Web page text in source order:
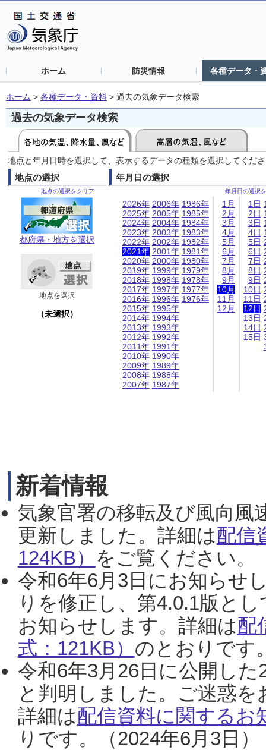
ホーム 防災情報 各種データ・
ホーム > 各種データ・資料 > 過去の気象データ検索
過去の気象データ検索
地点と年月日時を選択して、表示するデータの種類を選択してくだ
地点の選択
地点の選択をクリア
都府県・地方を選択
地点を選択
（未選択）
年月日の選択
年月日の選択
2026年
2025年
2024年
2023年
2022年
2021年
2020年
2019年
2018年
2017年
2016年
2015年
2014年
2013年
2012年
2011年
2010年
2009年
2008年
2007年
2006年
2005年
2004年
2003年
2002年
2001年
2000年
1999年
1998年
1997年
1996年
1995年
1994年
1993年
1992年
1991年
1990年
1989年
1988年
1987年
1986年
1985年
1984年
1983年
1982年
1981年
1980年
1979年
1978年
1977年
1976年
1月
2月
3月
4月
5月
6月
7月
8月
9月
10月
11月
12月
1日
2日
3日
4日
5日
6日
7日
8日
9日
10日
11日
12日
13日
14日
15日
新着情報
気象官署の移転及び風向風
更新しました。詳細は配信
124KB） をご覧ください。
令和6年6月3日にお知らせ
りを修正し、第4.0.1版と
お知らせします。詳細は配
式：121KB） のとおりです
令和6年3月26日に公開し
と判明しました。ご迷惑
詳細は配信資料に関するお
りです。（2024年6月3日）